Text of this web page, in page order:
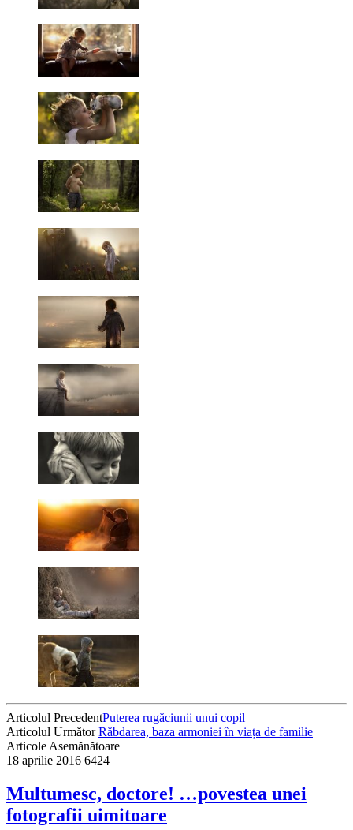
Articolul PrecedentPuterea rugăciunii unui copil
Articolul UrmătorRăbdarea, baza armoniei în viața de familie
Articole Asemănătoare
18 aprilie 2016 6424
Multumesc, doctore! …povestea unei
fotografii uimitoare